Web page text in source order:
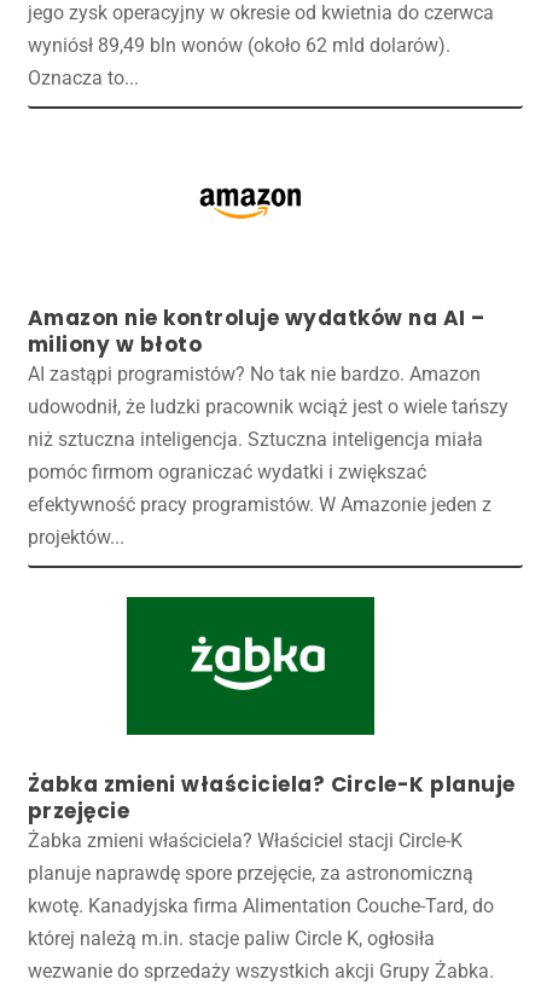
jego zysk operacyjny w okresie od kwietnia do czerwca
wyniósł 89,49 bln wonów (około 62 mld dolarów).
Oznacza to...
Amazon nie kontroluje wydatków na AI –
miliony w błoto
AI zastąpi programistów? No tak nie bardzo. Amazon
udowodnił, że ludzki pracownik wciąż jest o wiele tańszy
niż sztuczna inteligencja. Sztuczna inteligencja miała
pomóc firmom ograniczać wydatki i zwiększać
efektywność pracy programistów. W Amazonie jeden z
projektów...
Żabka zmieni właściciela? Circle-K planuje
przejęcie
Żabka zmieni właściciela? Właściciel stacji Circle-K
planuje naprawdę spore przejęcie, za astronomiczną
kwotę. Kanadyjska firma Alimentation Couche-Tard, do
której należą m.in. stacje paliw Circle K, ogłosiła
wezwanie do sprzedaży wszystkich akcji Grupy Żabka.